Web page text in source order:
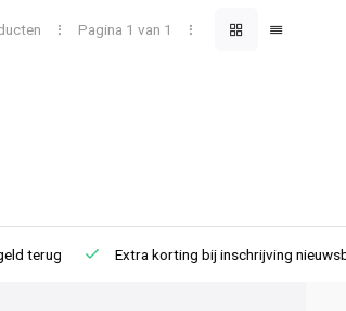
Pagina 1 van 1
Extra korting bij inschrijving nieuwsbrief